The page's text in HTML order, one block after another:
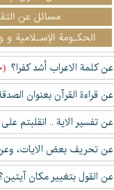
مسائل عن
الحكـومة الإسـلامية و
عن كلمة الاعراب أشد كفرا؟
عن قراءة القرآن بعنوان
عن تفسير الاية .. انقلبتم
عن تحريف بعض الايات،
عن القول بتغيير مكان